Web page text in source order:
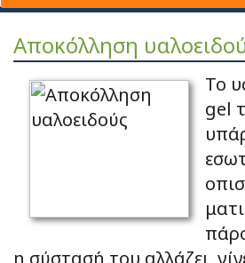
Αποκόλληση
Το
gel
η σύστασή του αλλάζει,